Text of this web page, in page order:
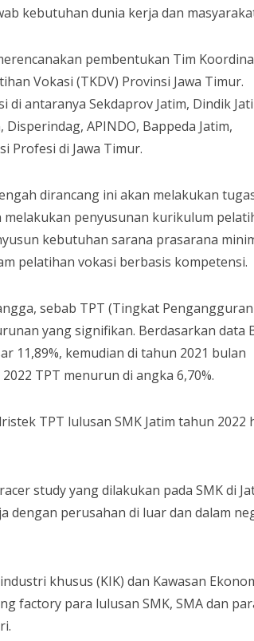
kebutuhan dunia kerja dan
pembentukan Tim
Vokasi (TKDV) Provinsi Jawa Timur.
antaranya Sekdaprov Jatim, Dindik
APINDO, Bappeda Jatim,
Profesi di Jawa Timur.
dirancang ini akan melakukan
penyusunan kurikulum
kebutuhan sarana prasarana
pelatihan vokasi berbasis kompetensi.
sebab TPT (Tingkat Pengangguran
yang signifikan. Berdasarkan data
11,89%, kemudian di tahun 2021 bulan
TPT menurun di angka 6,70%.
TPT lulusan SMK Jatim tahun 2022
study yang dilakukan pada SMK di
dengan perusahan di luar dan dalam
khusus (KIK) dan Kawasan
factory para lulusan SMK, SMA dan